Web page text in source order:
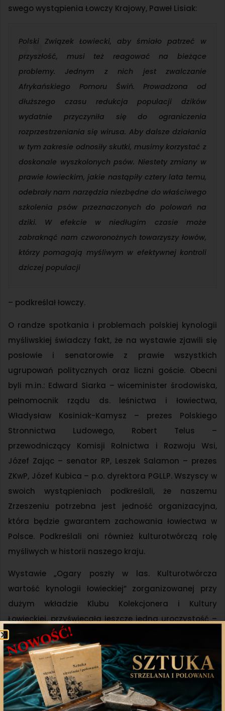
swego wystąpienia Łowczy Krajowy, Paweł Lisiak:
Polski Związek Łowiecki, aby śmiało patrzeć w
przyszłość, musi też reagować na bieżące
problemy. Jednym z nich jest zwalczanie
Afrykańskiego Pomoru Świń. Prowadzona od
dłuższego czasu redukcja populacji dzików
wydatnie przyczyniła się do ograniczenia
rozprzestrzeniania się wirusa. Aby dalsze działania
w tym zakresie odnosiły skutki, musimy korzystać z
doskonale wyszkolonych psów. Niestety zmiany w
prawie łowieckim, jakie nastąpiły cztery lata temu,
odebrały nam narzędzia niezbędne do właściwego
szkolenia psów przeznaczonych do polowań na
dziki. W efekcie w niedługim czasie może
zabraknąć nam czworonożnych towarzyszy łowów,
którzy pomagają myśliwym w efektywnej kontroli
dziczej populacji
– podkreślał łowczy.
O randze spotkania i problemach polskiej kynologii
myśliwskiej świadczy fakt, że na wystawie zjawili się
posłowie i senatorowie z prawie wszystkich
ugrupowań politycznych oraz liczni goście. Obecni
byli m.in.: Edward Siarka – wiceminister środowiska,
pełnomocnik rządu ds. leśnictwa i łowiectwa,
Władysław Kosiniak-Kamysz – prezes Polskiego
Stronnictwa Ludowego, Robert Telus –
przewodniczący Komisji Rolnictwa i Rozwoju Wsi,
Józef Zając – senator RP, Leszek Salamon – prezes
ZKwP, Józef Kubica – p.o. dyrektora PGLLP. Wszyscy w
swoich wystąpieniach podkreślali, że naszemu
Zrzeszeniu potrzebna jest jedność organizacyjna,
która będzie gwarantem zachowania łowiectwa w
Polsce. Podkreślali oni również kulturotwórczą rolę
myśliwych w historii naszego kraju.
Wystawie „Ogary poszły w las. Kulturotwórcza
wartość kynologii łowieckiej” zorganizowanej przy
dużym wkładzie Klubu Kolekcjonera i Kultury
Łowieckiej, przyświecała jeszcze jedna uroczystość –
dekoracja zasłużonych dla kultury łowieckiej
myśliwych odznaczeniami „Darz Bór” przyznawanymi
przez Parlamentarny Zespół ds. Kultury i Tradycji
Łowiectwa. W tym dniu te piękne i wyjątkowe
odznaczenie otrzymali: prof. Roman Dziedzic,